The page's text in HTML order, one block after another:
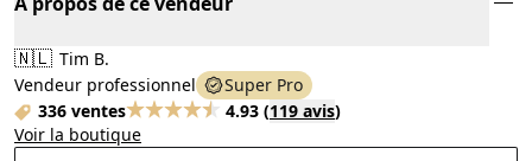
🇳🇱 Tim B.
Vendeur professionnel
Super Pro
336 ventes
4.93 (119 avis)
Voir la boutique